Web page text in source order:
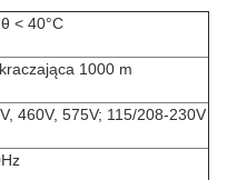
< 40°C
1000 m
460V, 575V; 115/208-230V